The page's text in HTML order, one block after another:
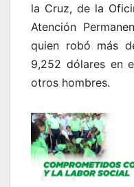
la Cruz, de la
Atención
quien robó más
9,252 dólares en
otros hombres.